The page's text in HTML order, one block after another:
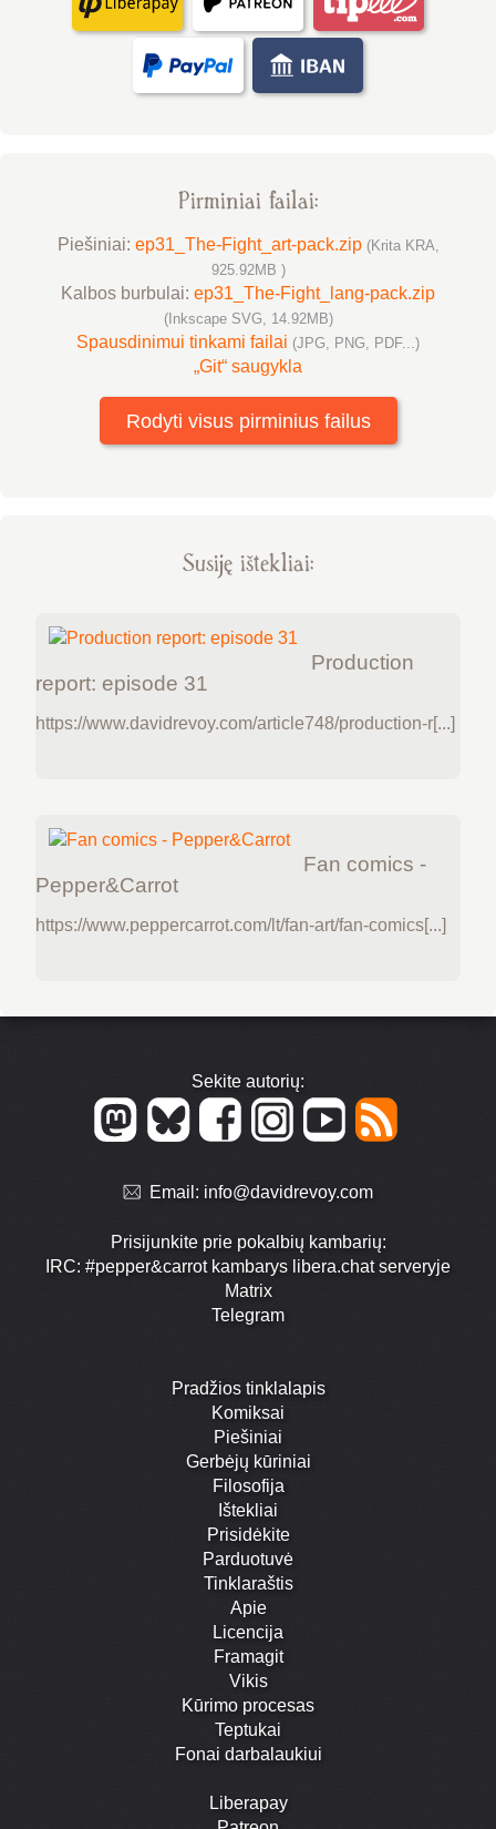
Pirminiai failai:
Piešiniai: ep31_The-Fight_art-pack.zip (Krita KRA,
925.92MB )
Kalbos burbulai: ep31_The-Fight_lang-pack.zip
(Inkscape SVG, 14.92MB)
Spausdinimui tinkami failai (JPG, PNG, PDF...)
„Git“ saugykla
Rodyti visus pirminius failus
Susiję ištekliai:
Production
report: episode 31
https://www.davidrevoy.com/article748/production-r[...]
Fan comics -
Pepper&Carrot
https://www.peppercarrot.com/lt/fan-art/fan-comics[...]
Sekite autorių:
Email: info@davidrevoy.com
Prisijunkite prie pokalbių kambarių:
IRC: #pepper&carrot kambarys libera.chat serveryje
Matrix
Telegram
Pradžios tinklalapis
Komiksai
Piešiniai
Gerbėjų kūriniai
Filosofija
Ištekliai
Prisidėkite
Parduotuvė
Tinklaraštis
Apie
Licencija
Framagit
Vikis
Kūrimo procesas
Teptukai
Fonai darbalaukiui
Liberapay